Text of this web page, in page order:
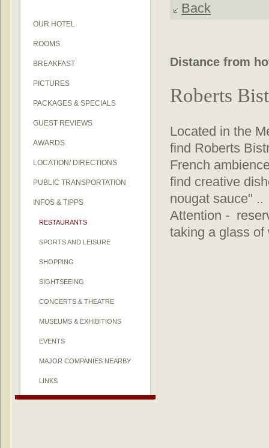
OUR HOTEL
ROOMS
BREAKFAST
PICTURES
PACKAGES & SPECIALS
GUEST REVIEWS
AWARDS
LOCATION/ DIRECTIONS
PUBLIC TRANSPORTATION
INFOS & TIPPS
RESTAURANTS
SPORTS AND LEISURE
SHOPPING
SIGHTSEEING
CONCERTS & THEATRE
MUSEUMS & EXHIBITIONS
EVENTS
MAJOR COMPANIES NEARBY
LINKS
Back
Distance from
Roberts
Located in the
find Roberts
French
find creative
nougat sauce" ..
Attention -
taking a glass of